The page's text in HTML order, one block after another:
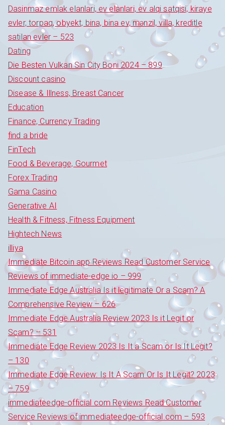
Dasinmaz emlak elanlari, ev elanlari, ev alqi satqisi, kiraye
evler, torpaq, obyekt, bina, bina ev, mənzil, villa, kreditle
satilan evler – 523
Dating
Die Besten Vulkan Sin City Boni 2024 – 899
Discount casino
Disease & Illness, Breast Cancer
Education
Finance, Currency Trading
find a bride
FinTech
Food & Beverage, Gourmet
Forex Trading
Gama Casino
Generative AI
Health & Fitness, Fitness Equipment
Hightech News
illiya
Immediate Bitcoin app Reviews Read Customer Service
Reviews of immediate-edge io – 999
Immediate Edge Australia Is it legitimate Or a Scam? A
Comprehensive Review – 626
Immediate Edge Australia Review 2023 Is it Legit or
Scam? – 531
Immediate Edge Review 2023 Is It a Scam or Is It Legit?
– 130
Immediate Edge Review: Is It A Scam Or Is It Legit? 2023
– 759
immediateedge-official com Reviews Read Customer
Service Reviews of immediateedge-official.com – 593